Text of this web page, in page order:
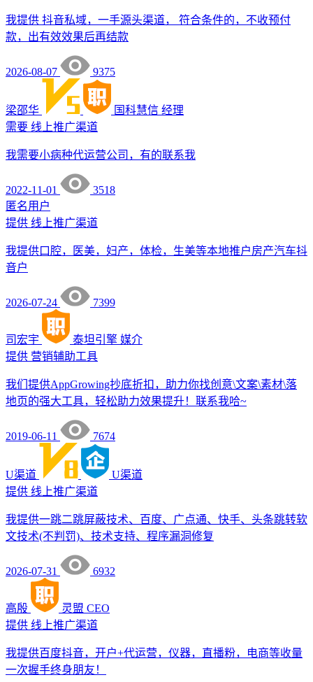
我提供 抖音私域，一手源头渠道， 符合条件的，不收预付
款，出有效效果后再结款
2026-08-07 9375
梁邵华 国科慧信 经理
需要 线上推广渠道
我需要小病种代运营公司，有的联系我
2022-11-01
3518
匿名用户
提供 线上推广渠道
我提供口腔，医美，妇产，体检，生美等本地推户房产汽车抖
音户
2026-07-24 7399
司宏宇 泰坦引擎 媒介
提供 营销辅助工具
我们提供AppGrowing抄底折扣，助力你找创意\文案\素材\落
地页的强大工具，轻松助力效果提升！联系我哈~
2019-06-11 7674
U渠道
U渠道
提供 线上推广渠道
我提供一跳二跳屏蔽技术、百度、广点通、快手、头条跳转软
文技术(不判罚)、技术支持、程序漏洞修复
2026-07-31 6932
高殷 灵盟 CEO
提供 线上推广渠道
我提供百度抖音，开户+代运营，仪器，直播粉，电商等收量
一次握手终身朋友！